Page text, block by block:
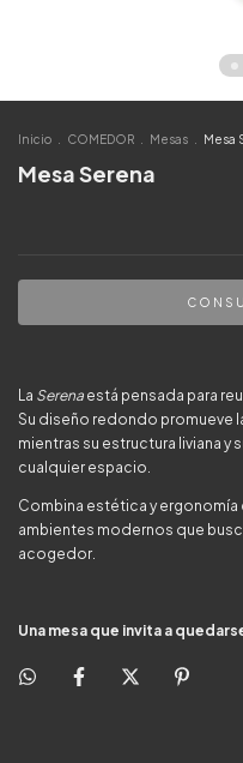
Inicio COMEDOR Mesas Mesa
Mesa Serena
La Serena está pensada para
Su diseño redondo promueve
mientras su estructura liviana y
cualquier espacio.
Combina estética y ergonomía
ambientes modernos que
acogedor.
Una mesa que invita a